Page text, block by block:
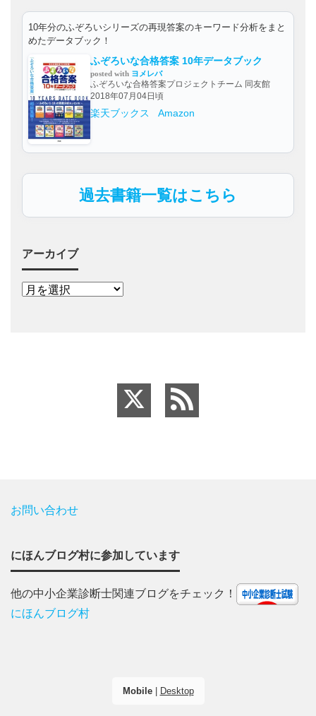
10年分のふぞろいシリーズの再現答案のキーワード分析をまと
めたデータブック！
ふぞろいな合格答案 10年データブック
posted with ヨメレバ
ふぞろいな合格答案プロジェクトチーム 同友館
2018年07月04日頃
楽天ブックス Amazon
過去書籍一覧はこちら
アーカイブ
お問い合わせ
にほんブログ村に参加しています
他の中小企業診断士関連ブログをチェック！
にほんブログ村
Mobile| Desktop